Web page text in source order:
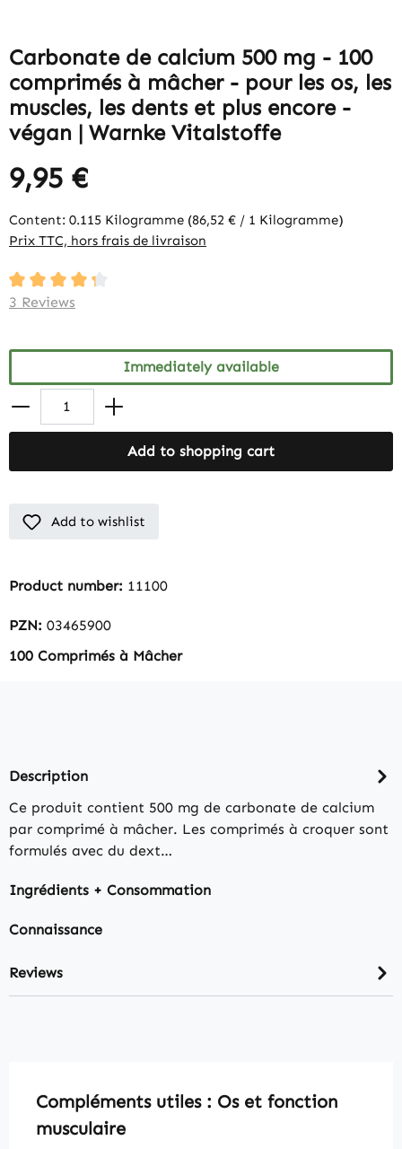
Carbonate de calcium 500 mg - 100
comprimés à mâcher - pour les os, les
muscles, les dents et plus encore -
végan | Warnke Vitalstoffe
9,95 €
Content: 0.115 Kilogramme (86,52 € / 1 Kilogramme)
Prix TTC, hors frais de livraison
Average rating of 4.33 out of 5 stars
3 Reviews
Immediately available
Add to shopping cart
Add to wishlist
Product number: 11100
PZN: 03465900
100 Comprimés à Mâcher
Description
Ce produit contient 500 mg de carbonate de calcium
par comprimé à mâcher. Les comprimés à croquer sont
formulés avec du dext…
Ingrédients + Consommation
Connaissance
Reviews
Skip product gallery
Compléments utiles : Os et fonction
musculaire